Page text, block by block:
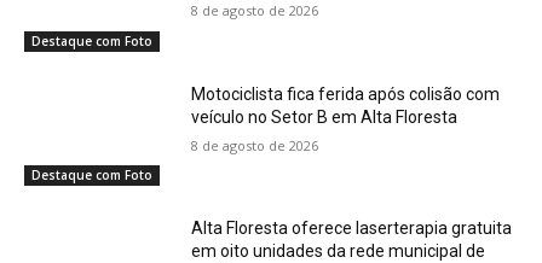
Destaque com Foto
8 de agosto de 2026
Destaque com Foto
Motociclista fica ferida após colisão com
veículo no Setor B em Alta Floresta
8 de agosto de 2026
Alta Floresta oferece laserterapia gratuita
em oito unidades da rede municipal de